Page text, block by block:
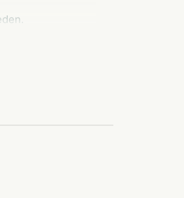
maar
of ga